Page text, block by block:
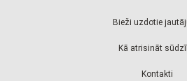
Bieži uzdotie
Kā atrisināt
Kontakti